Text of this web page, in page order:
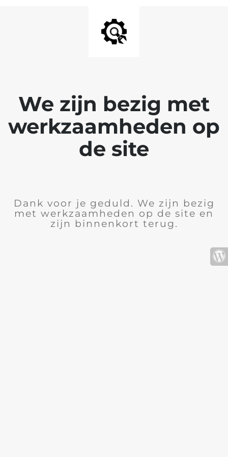
We zijn bezig met
werkzaamheden op
de site
Dank voor je geduld. We zijn bezig
met werkzaamheden op de site en
zijn binnenkort terug.